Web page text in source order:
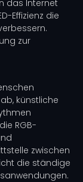
das Internet
Effizienz die
zur
künstliche
RGB-
zwischen
die ständige